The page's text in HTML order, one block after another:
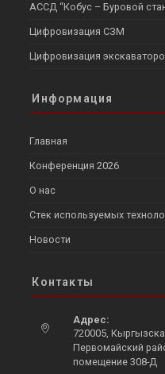
АССД “Кобус – Буровой
Цифровизация СЗМ
Цифровизация
Информация
Главная
Конференция 2026
О нас
Стек используемых
Новости
Контакты
Адрес:
720005,
Первомайский
помещение 308-Д